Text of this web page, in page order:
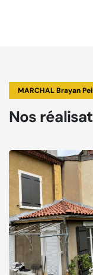
MARCHAL Brayan
Nos